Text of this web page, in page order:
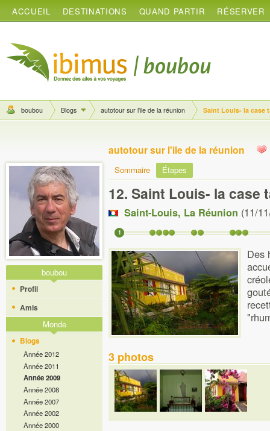
ACCUEIL DESTINATIONS QUAND PARTIR RÉSERVER
boubou Blogs autotour sur l'ile de la réunion Saint Louis- la case
boubou
Profil
Amis
Monde
Blogs
Année 2012
Année 2011
Année 2009
Année 2008
Année 2007
Année 2002
Année 2000
autotour sur l'ile de la réunion
Sommaire Étapes
12. Saint Louis- la case
Saint-Louis, La Réunion (11/
1
Des
3 photos